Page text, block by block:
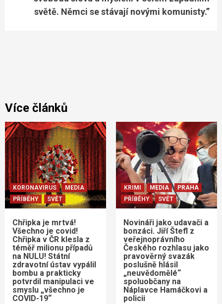
světě. Němci se stávají novými komunisty.”
Více článků
KORONAVIRUS
MEDIA
PŘÍBĚHY
SVĚT
Chřipka je mrtvá!
Všechno je covid!
Chřipka v ČR klesla z
téměř milionu případů
na NULU! Státní
zdravotní ústav vypálil
bombu a prakticky
potvrdil manipulaci ve
smyslu „všechno je
COVID-19“
KRIMI MEDIA
PRAHA
PŘÍBĚHY
SVĚT
Novináři jako udavači a
bonzáci. Jiří Štefl z
veřejnoprávního
Českého rozhlasu jako
pravověrný svazák
poslušně hlásil
„neuvědomělé“
spoluobčany na
Náplavce Hamáčkovi a
policii